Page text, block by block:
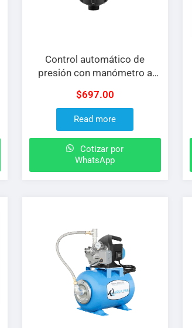
Control automático de
presión con manómetro a
$697.00
Read more
Cotizar por
WhatsApp